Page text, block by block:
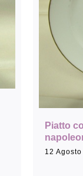
Rassegna stampa
Prestiti a mostre
Piatto
12